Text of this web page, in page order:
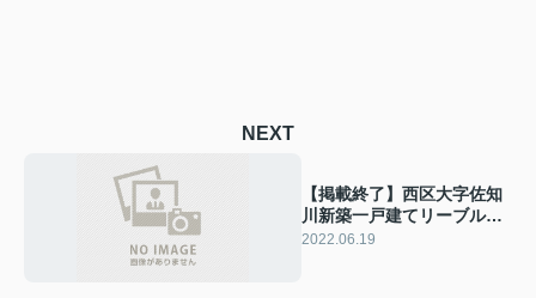
NEXT
【掲載終了】西区大字佐知
川新築一戸建てリーブルガ
ーデン
2022.06.19